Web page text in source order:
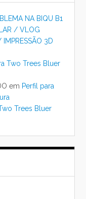
NA BIQU B1
/ VLOG
3D
Two Trees Bluer
em Perfil para
Trees Bluer